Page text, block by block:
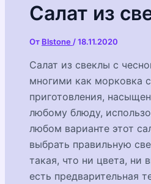
Салат из
От Blstone /18.11.2020
Салат из свеклы с
многими как морковка
приготовления,
любому блюду,
любом варианте этот
выбрать правильную
такая, что ни цвета, ни
есть предварительная